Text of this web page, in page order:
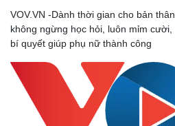
VOV.VN -Dành thời gian cho bản
không ngừng học hỏi, luôn mỉm
bí quyết giúp phụ nữ thành công